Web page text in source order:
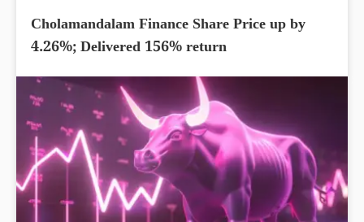
Cholamandalam Finance Share Price up by
4.26%; Delivered 156% return